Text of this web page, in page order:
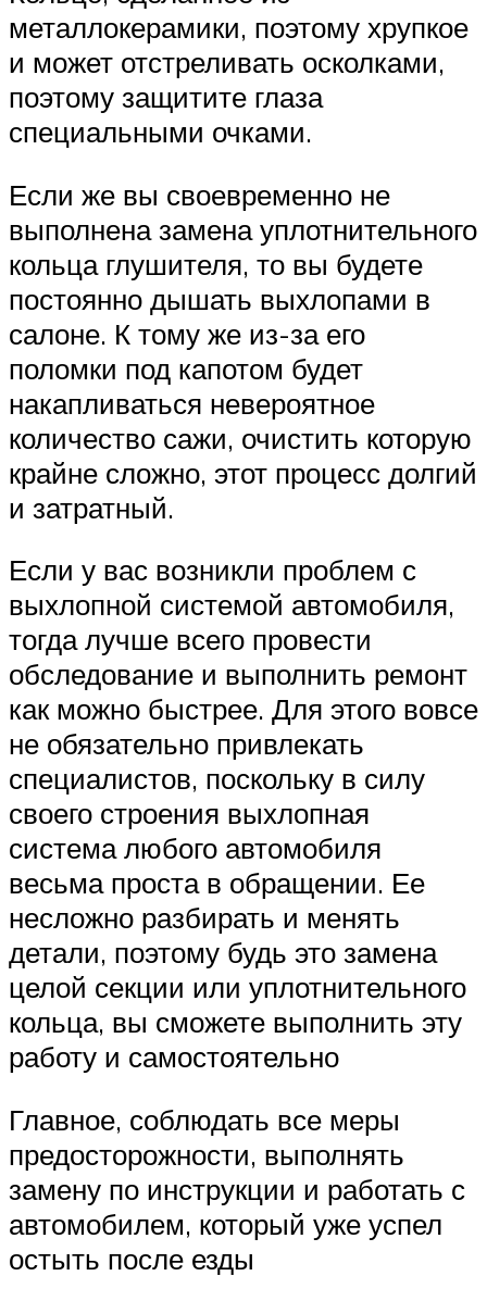
металлокерамики, поэтому хрупкое
и может отстреливать осколками,
поэтому защитите глаза
специальными очками.
Если же вы своевременно не
выполнена замена уплотнительного
кольца глушителя, то вы будете
постоянно дышать выхлопами в
салоне. К тому же из-за его
поломки под капотом будет
накапливаться невероятное
количество сажи, очистить которую
крайне сложно, этот процесс долгий
и затратный.
Если у вас возникли проблем с
выхлопной системой автомобиля,
тогда лучше всего провести
обследование и выполнить ремонт
как можно быстрее. Для этого вовсе
не обязательно привлекать
специалистов, поскольку в силу
своего строения выхлопная
система любого автомобиля
весьма проста в обращении. Ее
несложно разбирать и менять
детали, поэтому будь это замена
целой секции или уплотнительного
кольца, вы сможете выполнить эту
работу и самостоятельно
Главное, соблюдать все меры
предосторожности, выполнять
замену по инструкции и работать с
автомобилем, который уже успел
остыть после езды